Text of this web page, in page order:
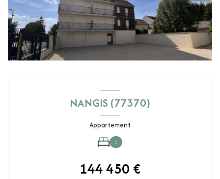
NANGIS (77370)
Appartement
1
144 450 €